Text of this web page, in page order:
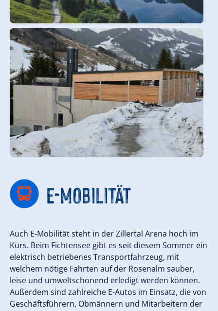
E-MOBILITÄT
Auch E-Mobilität steht in der Zillertal Arena hoch im
Kurs. Beim Fichtensee gibt es seit diesem Sommer ein
elektrisch betriebenes Transportfahrzeug, mit
welchem nötige Fahrten auf der Rosenalm sauber,
leise und umweltschonend erledigt werden können.
Außerdem sind zahlreiche E-Autos im Einsatz, die von
Geschäftsführern, Obmännern und Mitarbeitern der